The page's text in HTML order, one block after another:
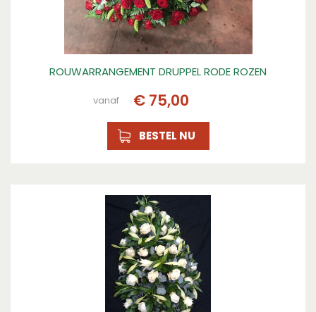
ROUWARRANGEMENT DRUPPEL RODE ROZEN
vanaf € 75,00
BESTEL NU